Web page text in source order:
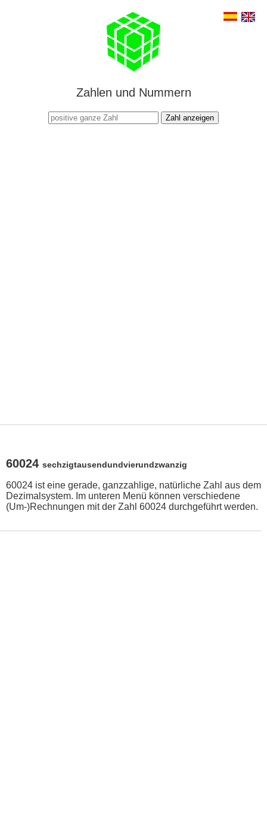
Zahlen und Nummern
Zahl anzeigen
60024 sechzigtausendundvierundzwanzig
60024 ist eine gerade, ganzzahlige, natürliche Zahl aus dem
Dezimalsystem. Im unteren Menü können verschiedene
(Um-)Rechnungen mit der Zahl 60024 durchgeführt werden.